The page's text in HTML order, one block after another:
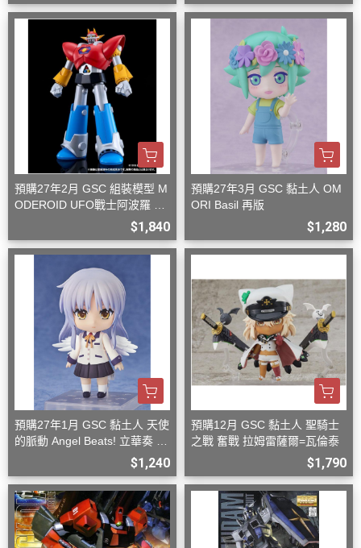
預購27年2月 GSC 組裝模型 M
ODEROID UFO戰士阿波羅 大
$1,840
預購27年3月 GSC 黏土人 OM
ORI Basil 再版
$1,280
預購27年1月 GSC 黏土人 天使
的脈動 Angel Beats! 立華奏 再
$1,240
預購12月 GSC 黏土人 聖騎士
之戰 奮戰 拉姆雷薩爾=瓦倫泰
$1,790